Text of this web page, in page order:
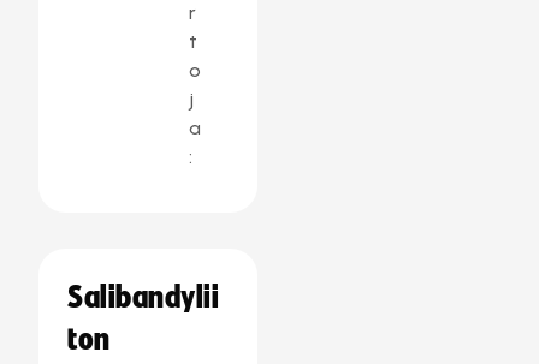
r
t
o
j
a
:
Salibandylii
ton